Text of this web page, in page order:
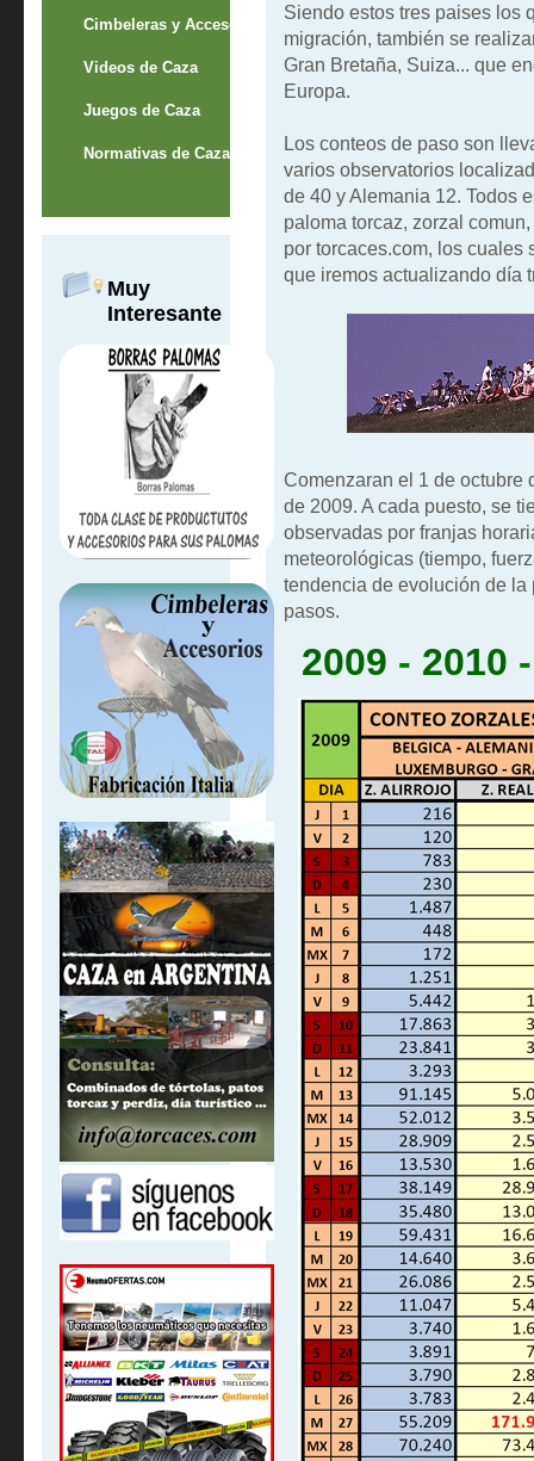
Cimbeleras y Accesorios
Videos de Caza
Juegos de Caza
Normativas de Caza
Muy
Interesante
Siendo estos tres paises los
migración, también se
Gran Bretaña, Suiza... que
Europa.
Los conteos de paso son
varios observatorios
de 40 y Alemania 12. Todos
paloma torcaz, zorzal
por torcaces.com, los cuales
que iremos actualizando día
Comenzaran el 1 de octubre
de 2009. A cada puesto, se
observadas por franjas
meteorológicas (tiempo,
tendencia de evolución de
pasos.
2009 - 2010